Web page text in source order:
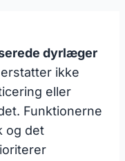
dyrlæger
ikke
eller
Funktionerne
og det